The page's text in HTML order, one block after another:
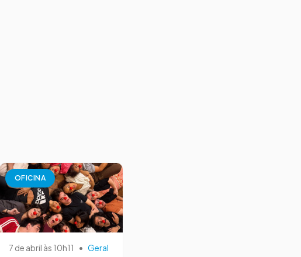
OFICINA
7 de abril às 10h11 • Geral